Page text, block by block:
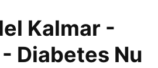
Kalmar -
Diabetes Nu